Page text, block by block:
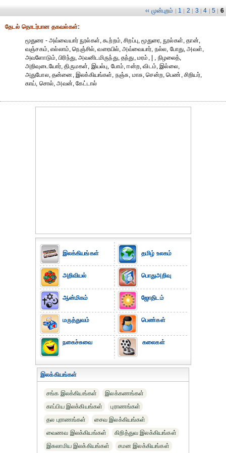
‹‹ முன்புறம் | 1 | 2 | 3 | 4 | 5 | 6
தேட‌ல் தொட‌ர்பான தகவ‌ல்க‌ள்:
மூதுரை - அவ்வையார் நூல்கள், கூற்றம், சிறப்பு, மூதுரை, நூல்கள், தான்,
வஞ்சகம், எல்லாம், நெஞ்சில், வரையில், அவ்வையார், நல்ல, போது, அவள்,
அவளோடும், பிரிந்து, அவனிடமிருந்து, தந்து, மரம், | , நிழலைத்,
அறிவுடையோர், திருமகள், இயல்பு, போம், ஈன்ற, விடம், இல்லை,
அதுபோல, தன்னை, இலக்கியங்கள், நஞ்சு, மாசு, சென்ற, பெண், சிறியர்,
காய், சொல், அவன், கேட்டால்
இலக்கியங்கள்
அறிவியல்
ஆன்மிகம்
மருத்துவம்
நகைச்சுவை
தமிழ் உலகம்
பொதுஅறிவு
ஜோதிடம்
பெண்கள்
கலைகள்
இலக்கியங்கள்
சங்க இலக்கியங்கள்
இலக்கணங்கள்
காப்பிய இலக்கியங்கள்
புராணங்கள்
தல புராணங்கள்
சைவ இலக்கியங்கள்
வைணவ இலக்கியங்கள்
கிறித்துவ இலக்கியங்கள்
இசுலாமிய இலக்கியங்கள்
சமன இலக்கியங்கள்